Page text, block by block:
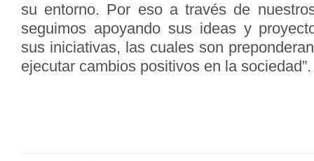
su entorno. Por eso a través de
seguimos apoyando sus ideas y
sus iniciativas, las cuales son
ejecutar cambios positivos en la sociedad”.